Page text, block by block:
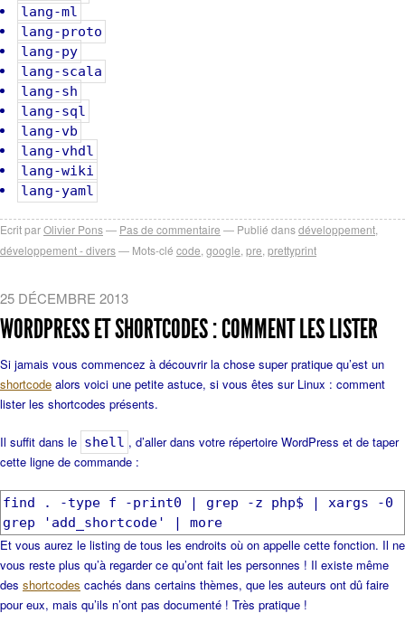
lang-ml
lang-proto
lang-py
lang-scala
lang-sh
lang-sql
lang-vb
lang-vhdl
lang-wiki
lang-yaml
Ecrit parOlivier Pons Pas de commentaire Publié dansdéveloppement
développement - divers
Mots-clé code google pre prettyprint
25 DÉCEMBRE 2013
WORDPRESS ET SHORTCODES : COMMENT LES LISTER
Si jamais vous commencez à découvrir la chose super pratique qu’est un
shortcode alors voici une petite astuce, si vous êtes sur Linux : comment
lister les shortcodes présents.
Il suffit dans le shell , d’aller dans votre répertoire WordPress et de taper
cette ligne de commande :
find . -type f -print0 | grep -z php$ | xargs -0
grep 'add_shortcode' | more
Et vous aurez le listing de tous les endroits où on appelle cette fonction. Il ne
vous reste plus qu’à regarder ce qu’ont fait les personnes ! Il existe même
des shortcodes cachés dans certains thèmes, que les auteurs ont dû faire
pour eux, mais qu’ils n’ont pas documenté ! Très pratique !